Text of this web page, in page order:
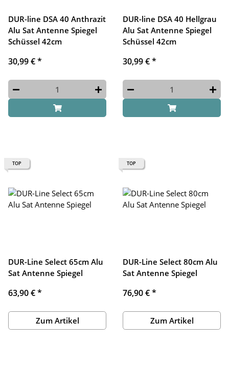
DUR-line DSA 40 Anthrazit
Alu Sat Antenne Spiegel
Schüssel 42cm
30,99 €*
DUR-line DSA 40 Hellgrau
Alu Sat Antenne Spiegel
Schüssel 42cm
30,99 €*
TOP
DUR-Line Select 65cm Alu
Sat Antenne Spiegel
63,90 €*
Zum Artikel
TOP
DUR-Line Select 80cm Alu
Sat Antenne Spiegel
76,90 €*
Zum Artikel